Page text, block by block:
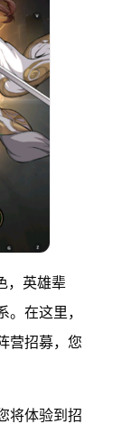
，英雄辈
在这里，
营招募，您
将体验到招